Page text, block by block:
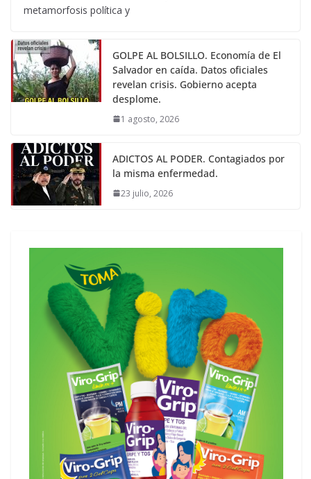
metamorfosis política y
GOLPE AL BOLSILLO. Economía de El
Salvador en caída. Datos oficiales
revelan crisis. Gobierno acepta
desplome.
1 agosto, 2026
ADICTOS AL PODER. Contagiados por
la misma enfermedad.
23 julio, 2026